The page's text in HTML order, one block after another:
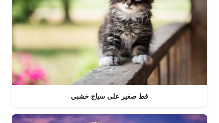
قط صغير على سياج خشبي